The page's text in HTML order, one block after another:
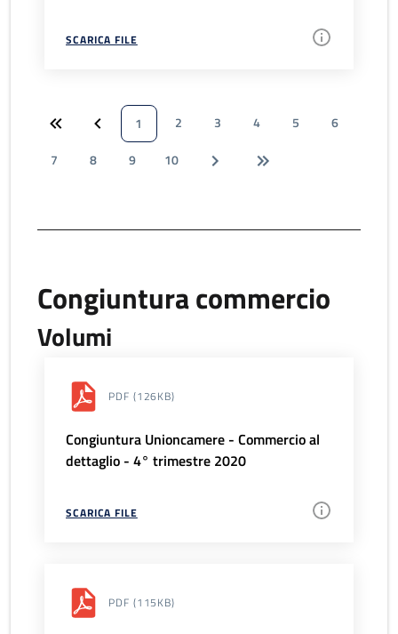
SCARICA FILE
1 2 3 4 5
6
7
8 9 10
Congiuntura commercio
Volumi
PDF (126KB)
Congiuntura Unioncamere - Commercio al
dettaglio - 4° trimestre 2020
SCARICA FILE
PDF (115KB)